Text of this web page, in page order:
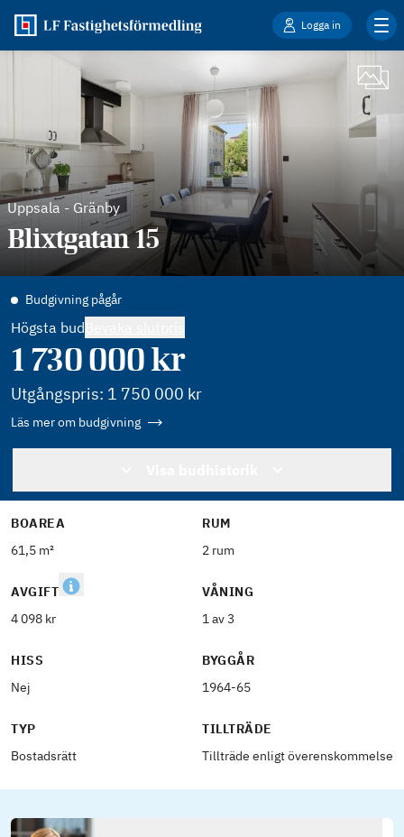
Logga in
Uppsala - Gränby
Blixtgatan 15
Budgivning pågår
Högsta bud
1 730 000kr
Utgångspris: 1 750 000 kr
Läs mer om budgivning
BOAREA
61,5 m²
RUM
2 rum
AVGIFT
4 098 kr
VÅNING
1 av 3
HISS
Nej
BYGGÅR
1964-65
TYP
Bostadsrätt
TILLTRÄDE
Tillträde enligt överenskommelse